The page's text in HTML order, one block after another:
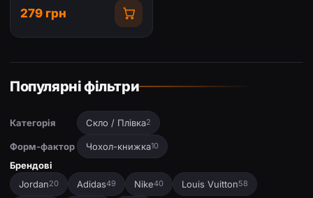
279 грн
Популярні фільтри
Категорія Скло / Плівка2
Форм-фактор Чохол-книжка10
Брендові
Jordan20 Adidas49 Nike40 Louis Vuitton58